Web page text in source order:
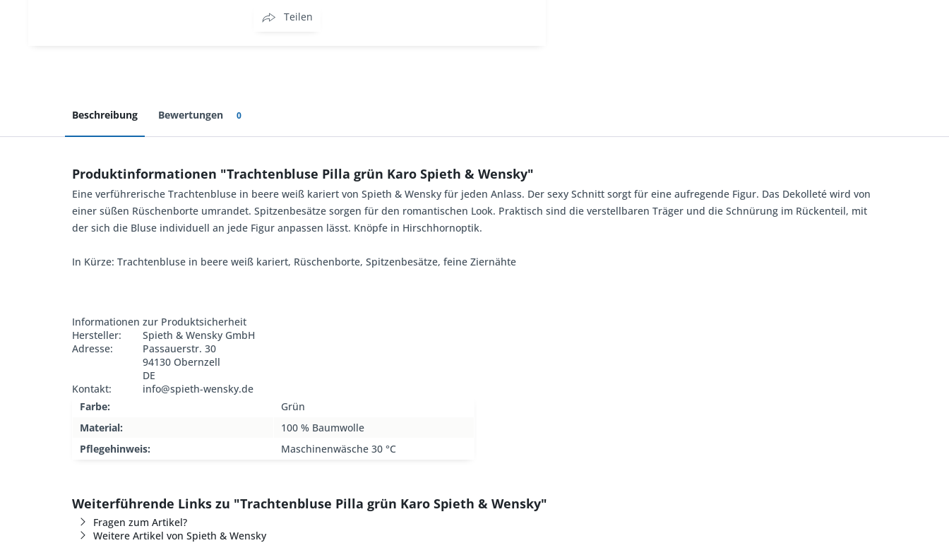
Teilen
Beschreibung Bewertungen 0
Produktinformationen "Trachtenbluse Pilla grün Karo Spieth & Wensky"
Eine verführerische Trachtenbluse in beere weiß kariert von Spieth & Wensky für jeden Anlass. Der sexy Schnitt sorgt für eine aufregende Figur. Das Dekolleté wird von
einer süßen Rüschenborte umrandet. Spitzenbesätze sorgen für den romantischen Look. Praktisch sind die verstellbaren Träger und die Schnürung im Rückenteil, mit
der sich die Bluse individuell an jede Figur anpassen lässt. Knöpfe in Hirschhornoptik.
In Kürze: Trachtenbluse in beere weiß kariert, Rüschenborte, Spitzenbesätze, feine Ziernähte
Informationen zur Produktsicherheit
Hersteller:
Spieth & Wensky GmbH
Adresse:
Passauerstr. 30
94130 Obernzell
DE
Kontakt:
info@spieth-wensky.de
Farbe:
Grün
Material:
100 % Baumwolle
Pflegehinweis:
Maschinenwäsche 30 °C
Weiterführende Links zu "Trachtenbluse Pilla grün Karo Spieth & Wensky"
Fragen zum Artikel?
Weitere Artikel von Spieth & Wensky